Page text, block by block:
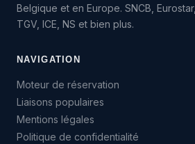
Belgique et en Europe. SNCB, Eurostar,
TGV, ICE, NS et bien plus.
NAVIGATION
Moteur de réservation
Liaisons populaires
Mentions légales
Politique de confidentialité